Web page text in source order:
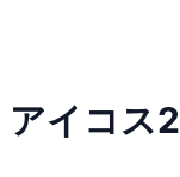
アイコス